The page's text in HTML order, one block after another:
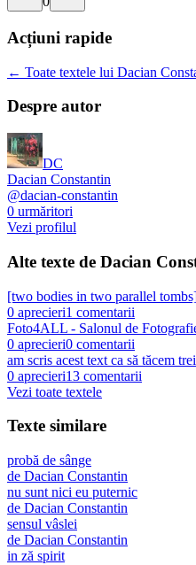
Acțiuni rapide
← Toate textele lui Dacian
Despre autor
DC
Dacian Constantin
@dacian-constantin
0 urmăritori
Vezi profilul
Alte texte de Dacian
[two bodies in two parallel
0 aprecieri1 comentarii
Foto4ALL - Salonul de
0 aprecieri0 comentarii
am scris acest text ca să tăcem
0 aprecieri13 comentarii
Vezi toate textele
Texte similare
probă de sânge
de Dacian Constantin
nu sunt nici eu puternic
de Dacian Constantin
sensul vâslei
de Dacian Constantin
in ză spirit